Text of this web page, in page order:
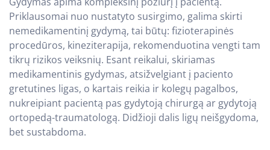
Priklausomai nuo nustatyto susirgimo, galima skirti
nemedikamentinį gydymą, tai būtų: fizioterapinės
procedūros, kineziterapija, rekomenduotina vengti tam
tikrų rizikos veiksnių. Esant reikalui, skiriamas
medikamentinis gydymas, atsižvelgiant į paciento
gretutines ligas, o kartais reikia ir kolegų pagalbos,
nukreipiant pacientą pas gydytoją chirurgą ar gydytoją
ortopedą-traumatologą. Didžioji dalis ligų neišgydoma,
bet sustabdoma.